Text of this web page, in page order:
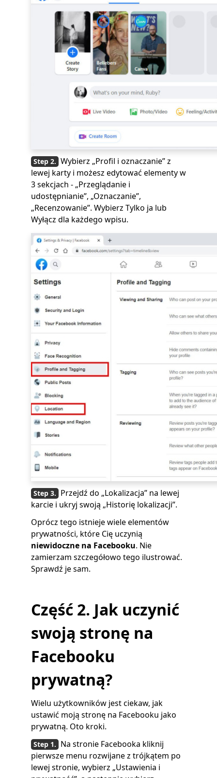
Wybierz „Profil i oznaczanie” z
lewej karty i możesz edytować elementy w
3 sekcjach - „Przeglądanie i
udostępnianie”, „Oznaczanie”,
„Recenzowanie”. Wybierz Tylko ja lub
Wyłącz dla każdego wpisu.
Przejdź do „Lokalizacja” na lewej
karcie i ukryj swoją „Historię lokalizacji”.
Oprócz tego istnieje wiele elementów
prywatności, które Cię uczynią
niewidoczne na Facebooku. Nie
zamierzam szczegółowo tego ilustrować.
Sprawdź je sam.
Część 2. Jak uczynić
swoją stronę na
Facebooku
prywatną?
Wielu użytkowników jest ciekaw, jak
ustawić moją stronę na Facebooku jako
prywatną. Oto kroki.
Na stronie Facebooka kliknij
pierwsze menu rozwijane z trójkątem po
lewej stronie, wybierz „Ustawienia i